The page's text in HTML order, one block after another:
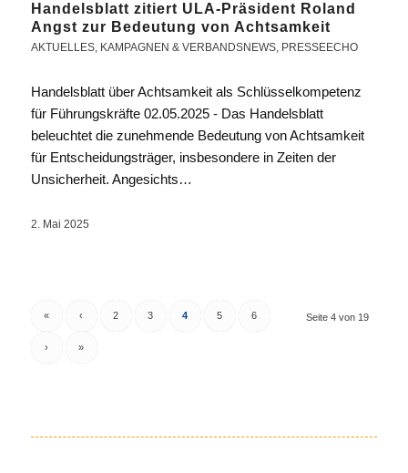
Handelsblatt zitiert ULA-Präsident Roland
Angst zur Bedeutung von Achtsamkeit
AKTUELLES, KAMPAGNEN & VERBANDSNEWS, PRESSEECHO
Handelsblatt über Achtsamkeit als Schlüsselkompetenz
für Führungskräfte 02.05.2025 - Das Handelsblatt
beleuchtet die zunehmende Bedeutung von Achtsamkeit
für Entscheidungsträger, insbesondere in Zeiten der
Unsicherheit. Angesichts…
2. Mai 2025
Seite 4 von 19
« ‹ 2 3 4 5 6
› »